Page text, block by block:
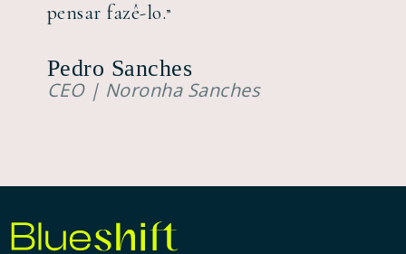
pensar fazê-lo.”
Pedro Sanches
CEO | Noronha Sanches